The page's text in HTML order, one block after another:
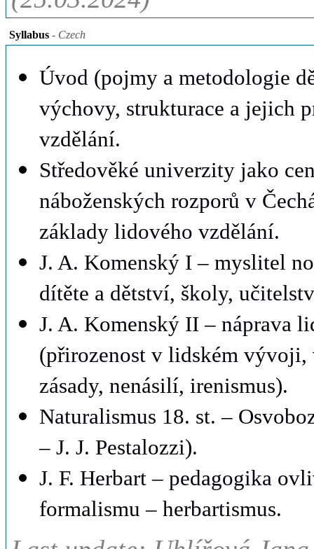
Syllabus - Czech
Úvod (pojmy a metodologie
výchovy, strukturace a jejich
vzdělání.
Středověké univerzity jako
náboženských rozporů v
základy lidového vzdělání.
J. A. Komenský I – myslitel
dítěte a dětství, školy,
J. A. Komenský II – náprava
(přirozenost v lidském
zásady, nenásilí, irenismus).
Naturalismus 18. st. –
– J. J. Pestalozzi).
J. F. Herbart – pedagogika
formalismu – herbartismus.